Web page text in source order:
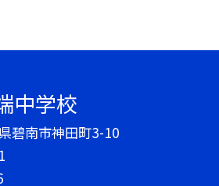
中学校
碧南市神田町3-10